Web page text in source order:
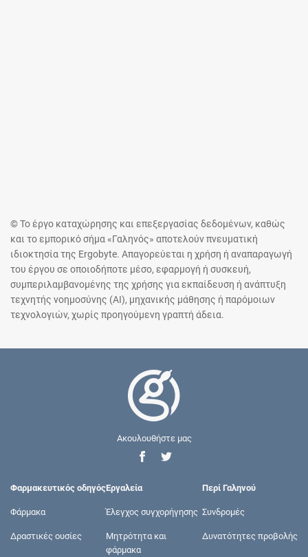
© Το έργο καταχώρησης και επεξεργασίας δεδομένων, καθώς
και το εμπορικό σήμα «Γαληνός» αποτελούν πνευματική
ιδιοκτησία της Ergobyte. Απαγορεύεται η χρήση ή αναπαραγωγή
του έργου σε οποιοδήποτε μέσο, εφαρμογή ή συσκευή,
συμπεριλαμβανομένης της χρήσης για εκπαίδευση ή ανάπτυξη
τεχνητής νοημοσύνης (AI), μηχανικής μάθησης ή παρόμοιων
τεχνολογιών, χωρίς προηγούμενη γραπτή άδεια.
Ακουλουθήστε μας
Φαρμακευτικός οδηγός
Φάρμακα
Δραστικές ουσίες
Εργαλεία
Έλεγχος συγχορήγησης
Μητρότητα και
φάρμακα
Περί Γαληνού
Συνδρομές
Δυνατότητες προβολής